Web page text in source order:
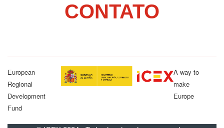
CONTATO
European
Regional
Development
Fund
A way to
make
Europe